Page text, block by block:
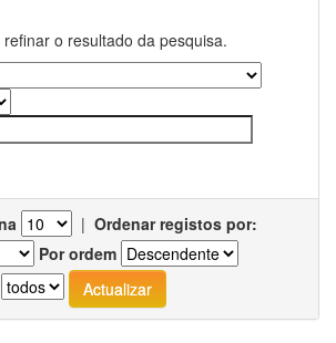
o resultado da pesquisa.
| Ordenar registos por:
Por ordem